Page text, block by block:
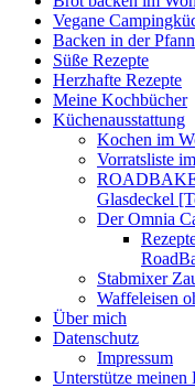
Vegane
Backen in der
Süße Rezepte
Herzhafte Rezepte
Meine Kochbücher
Küchenausstattung
Kochen im
Vorratsliste
Glasdeckel
Der Omnia
Stabmixer
Waffeleisen
Über mich
Datenschutz
Impressum
Unterstütze